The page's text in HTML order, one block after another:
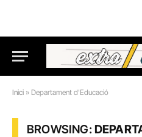
Inici » Departament d'Educació
BROWSING: